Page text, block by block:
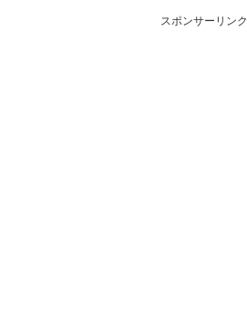
スポンサーリンク